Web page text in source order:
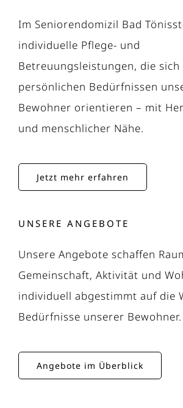
Im Seniorendomizil Bad
individuelle Pflege- und
Betreuungsleistungen, die sich
persönlichen Bedürfnissen
Bewohner orientieren – mit
und menschlicher Nähe.
Jetzt mehr erfahren
UNSERE ANGEBOTE
Unsere Angebote schaffen
Gemeinschaft, Aktivität und
individuell abgestimmt auf die
Bedürfnisse unserer Bewohner.
Angebote im Überblick